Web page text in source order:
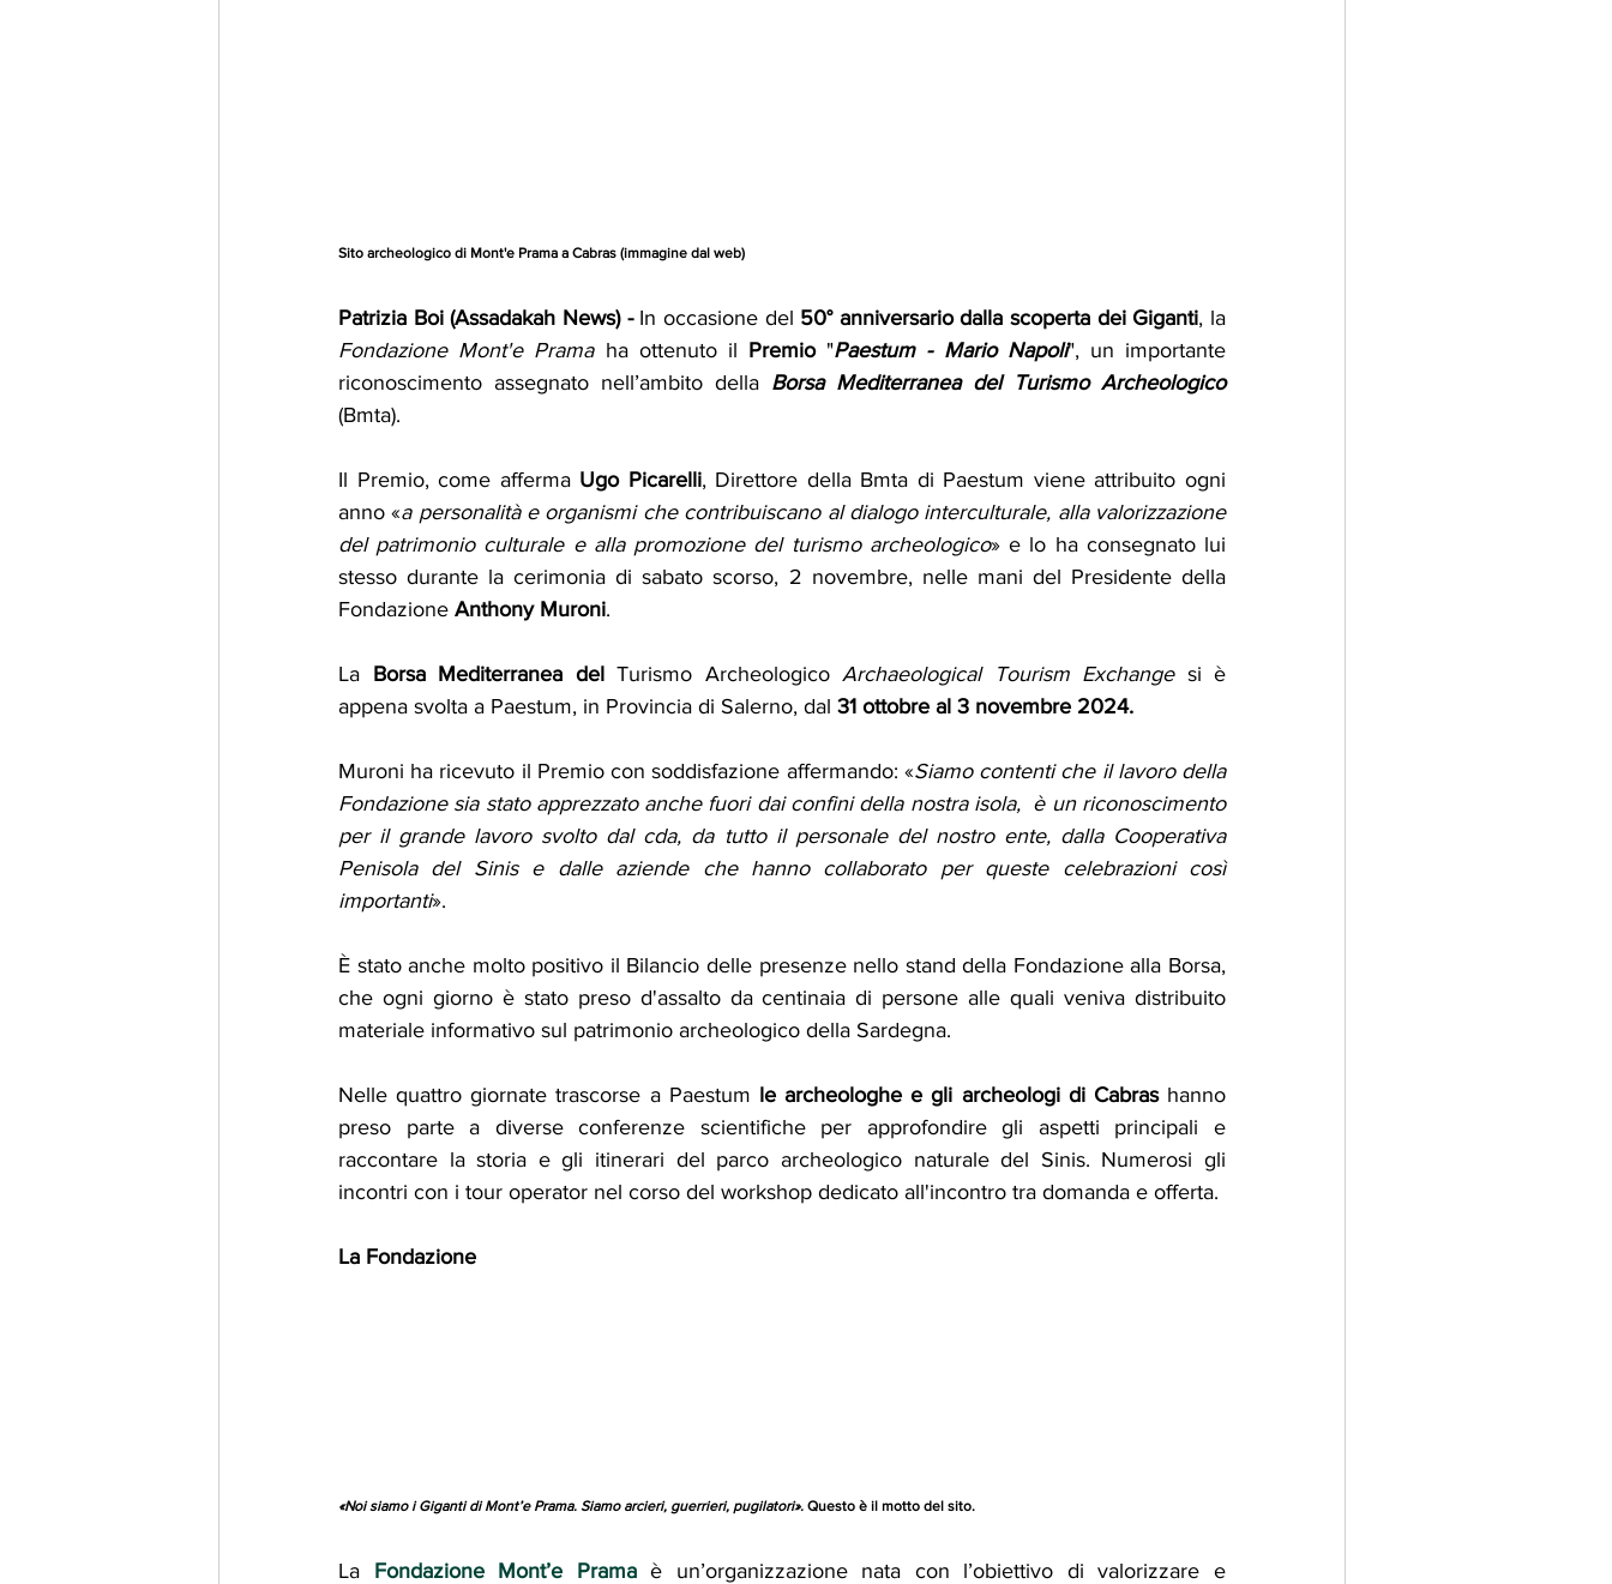
Sito archeologico di Mont'e Prama a Cabras (immagine dal web)
Patrizia Boi (Assadakah News) - In occasione del 50° anniversario dalla scoperta dei Giganti
Fondazione Mont'e Prama ha ottenuto il Premio "Paestum - Mario Napoli", un importante
riconoscimento assegnato nell’ambito della
Borsa Mediterranea del Turismo Archeologico
(Bmta).
Il Premio, come afferma Ugo Picarelli, Direttore della Bmta di Paestum viene attribuito ogni
anno «a personalità e organismi che contribuiscano al dialogo interculturale, alla valorizzazione
del patrimonio culturale e alla promozione del turismo archeologico» e lo ha consegnato lui
stesso durante la cerimonia di sabato scorso, 2 novembre, nelle mani del Presidente della
Fondazione Anthony Muroni.
La Borsa Mediterranea del Turismo Archeologico Archaeological Tourism Exchange si è
appena svolta a Paestum, in Provincia di Salerno, dal 31 ottobre al 3 novembre 2024.
Muroni ha ricevuto il Premio con soddisfazione affermando: «Siamo contenti che il lavoro della
Fondazione sia stato apprezzato anche fuori dai confini della nostra isola,  è un riconoscimento
per il grande lavoro svolto dal cda, da tutto il personale del nostro ente, dalla Cooperativa
Penisola del Sinis e dalle aziende che hanno collaborato per queste celebrazioni così
importanti».
È stato anche molto positivo il Bilancio delle presenze nello stand della Fondazione alla Borsa,
che ogni giorno è stato preso d'assalto da centinaia di persone alle quali veniva distribuito
materiale informativo sul patrimonio archeologico della Sardegna.
Nelle quattro giornate trascorse a Paestum le archeologhe e gli archeologi di Cabras hanno
preso parte a diverse conferenze scientifiche per approfondire gli aspetti principali e
raccontare la storia e gli itinerari del parco archeologico naturale del Sinis. Numerosi gli
incontri con i tour operator nel corso del workshop dedicato all'incontro tra domanda e offerta.
La Fondazione
«Noi siamo i Giganti di Mont’e Prama. Siamo arcieri, guerrieri, pugilatori». Questo è il motto del sito.
La Fondazione Mont’e Prama è un’organizzazione nata con l’obiettivo di valorizzare e